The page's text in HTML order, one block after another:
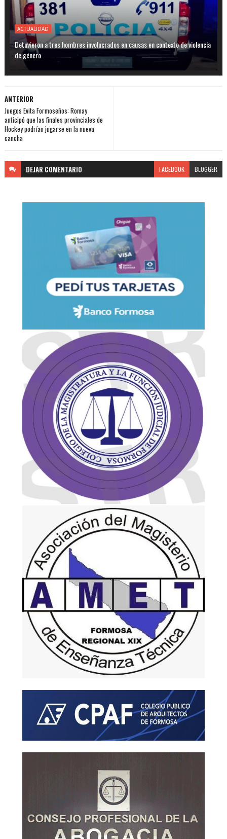
ACTUALIDAD
Detuvieron a tres hombres involucrados en causas en contexto de violencia
de género
ANTERIOR
Juegos Evita Formoseños: Romay
anticipó que las finales provinciales de
Hockey podrían jugarse en la nueva
cancha
DEJAR COMENTARIO FACEBOOK BLOGGER